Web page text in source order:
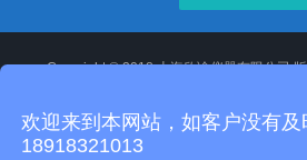
Copyright © 2018 上海欣谕仪器有限公司
地址：
全国统一服务电话：13918118355 24小时服
欢迎来到本网站，如客户没有及
18918321013